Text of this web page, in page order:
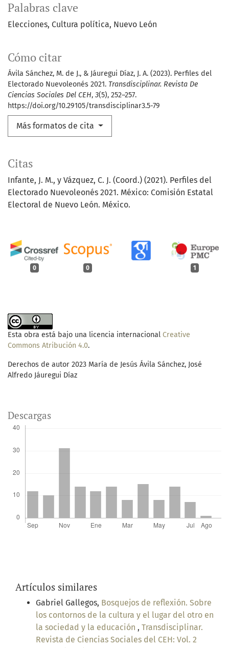
Palabras clave
Elecciones Cultura política Nuevo León
Cómo citar
Ávila Sánchez, M. de J., & Jáuregui Díaz, J. A. (2023). Perfiles del
Electorado Nuevoleonés 2021. Transdisciplinar. Revista De
Ciencias Sociales Del CEH, 3(5), 252–257.
https://doi.org/10.29105/transdisciplinar3.5-79
Más formatos de cita
0 0 1
Citas
Infante, J. M., y Vázquez, C. J. (Coord.) (2021). Perfiles del
Electorado Nuevoleonés 2021. México: Comisión Estatal
Electoral de Nuevo León. México.
Esta obra está bajo una licencia internacional Creative
Commons Atribución 4.0.
Derechos de autor 2023 María de Jesús Ávila Sánchez, José
Alfredo Jáuregui Díaz
Descargas
Artículos similares
Gabriel Gallegos, Bosquejos de reflexión. Sobre
los contornos de la cultura y el lugar del otro en
la sociedad y la educación , Transdisciplinar.
Revista de Ciencias Sociales del CEH: Vol. 2